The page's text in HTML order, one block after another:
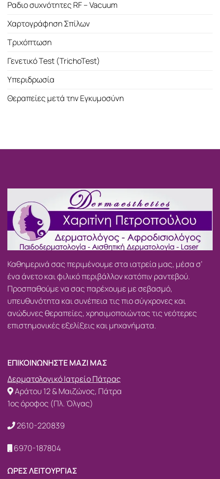
Ραδιο συχνότητες RF – Vacuum
Χαρτογράφηση Σπίλων
Τριχόπτωση
Γενετικό Test (TrichoTest)
Υπεριδρωσία
Θεραπείες μετά την Εγκυμοσύνη
Καθημερινά σας περιμένουμε στα ιατρεία μας, μέσα σ’
ένα άνετο και φιλικό περιβάλλον κατόπιν ραντεβού.
Προσπαθούμε να σας παρέχουμε με σεβασμό,
υπευθυνότητα και συνέπεια τις πιο σύγχρονες και
ανώδυνες θεραπείες, χρησιμοποιώντας τις νεότερες
επιστημονικές εξελίξεις και μηχανήματα.
ΕΠΙΚΟΙΝΩΝΗΣΤΕ ΜΑΖΙ ΜΑΣ
Δερματολογικό Ιατρείο Πάτρας
Αράτου 12 & Μαιζώνος, Πάτρα
1ος όροφος (Πλ. Όλγας)
2610-220839
6970-187804
ΩΡΕΣ ΛΕΙΤΟΥΡΓΙΑΣ